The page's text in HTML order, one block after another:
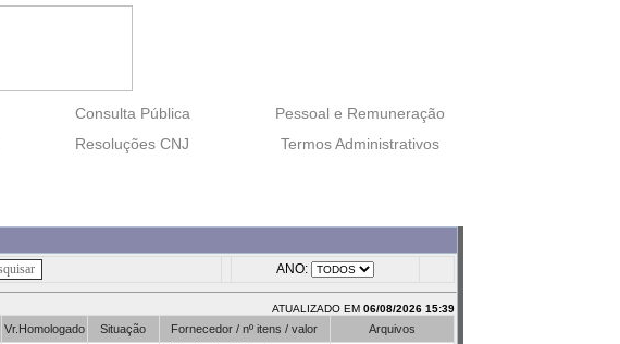
Consulta Pública
Pessoal e Remuneração
Resoluções CNJ Termos Administrativos
ANO:
ATUALIZADO EM 06/08/2026 15:39
Vr.Homologado Situação Fornecedor / nº itens / valor Arquivos